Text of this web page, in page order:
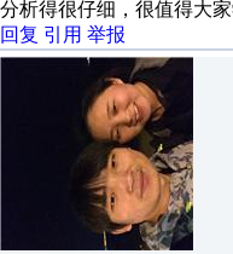
分析得很仔细，很值得大家
回复 引用 举报